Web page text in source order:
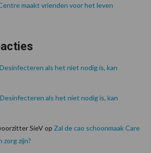
maakt vrienden voor het leven
als het niet nodig is, kan
als het niet nodig is, kan
SieVop Zal de cao schoonmaak Care
zijn?